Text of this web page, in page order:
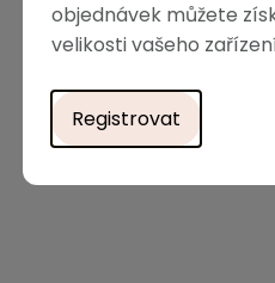
objednávek můžete
velikosti vašeho
Registrovat